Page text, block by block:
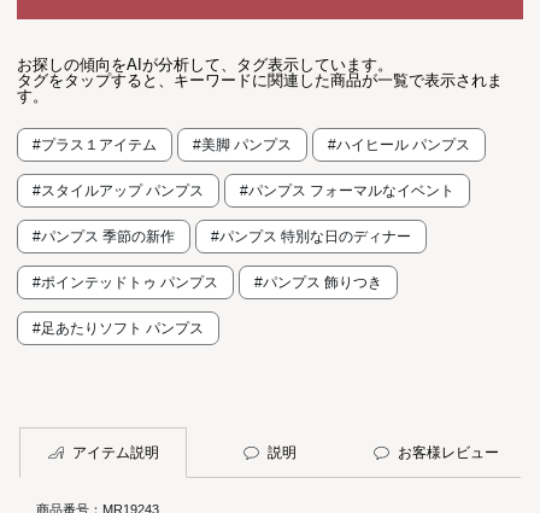
お探しの傾向をAIが分析して、タグ表示しています。
タグをタップすると、キーワードに関連した商品が一覧で表示されま
す。
#プラス１アイテム #美脚 パンプス #ハイヒール パンプス
#スタイルアップ パンプス #パンプス フォーマルなイベント
#パンプス 季節の新作 #パンプス 特別な日のディナー
#ポインテッドトゥ パンプス #パンプス 飾りつき
#足あたりソフト パンプス
アイテム説明 説明 お客様レビュー
商品番号：MR19243